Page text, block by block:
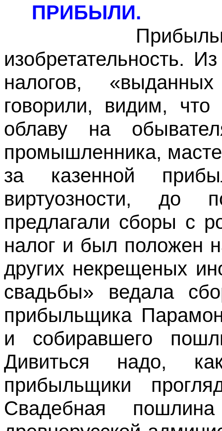
ПРИБЫЛИ.
Прибыльщики
изобретательность.
налогов,
говорили, видим, что
облаву на
промышленника,
за казенной
виртуозности, до
предлагали сборы с
налог и был положен
других некрещеных
свадьбы» ведала
прибыльщика
и собиравшего
Дивиться надо,
прибыльщики
Свадебная